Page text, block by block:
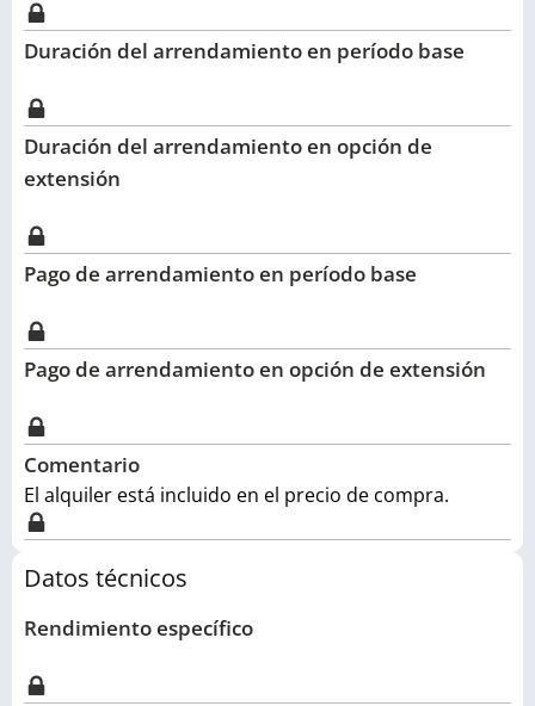
Duración del arrendamiento en período base
Duración del arrendamiento en opción de
extensión
Pago de arrendamiento en período base
Pago de arrendamiento en opción de extensión
Comentario
El alquiler está incluido en el precio de compra.
Datos técnicos
Rendimiento específico